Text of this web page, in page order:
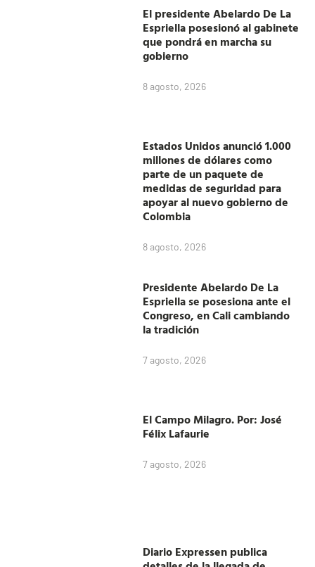
El presidente Abelardo De La
Espriella posesionó al gabinete
que pondrá en marcha su
gobierno
8 agosto, 2026
Estados Unidos anunció 1.000
millones de dólares como
parte de un paquete de
medidas de seguridad para
apoyar al nuevo gobierno de
Colombia
8 agosto, 2026
Presidente Abelardo De La
Espriella se posesiona ante el
Congreso, en Cali cambiando
la tradición
7 agosto, 2026
El Campo Milagro. Por: José
Félix Lafaurie
7 agosto, 2026
Diario Expressen publica